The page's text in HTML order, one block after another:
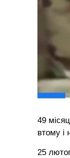
49
втому і
25